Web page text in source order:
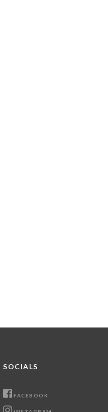
SOCIALS
FACEBOOK